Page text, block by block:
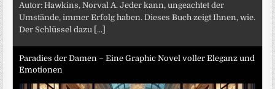
Autor: Hawkins, Norval A. Jeder kann, ungeachtet der
Umstände, immer Erfolg haben. Dieses Buch zeigt Ihnen, wie.
Der Schlüssel dazu [...]
Paradies der Damen – Eine Graphic Novel voller Eleganz und
Emotionen